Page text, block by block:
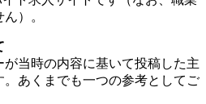
）。
当時の内容に基いて投稿した主
あくまでも一つの参考としてご